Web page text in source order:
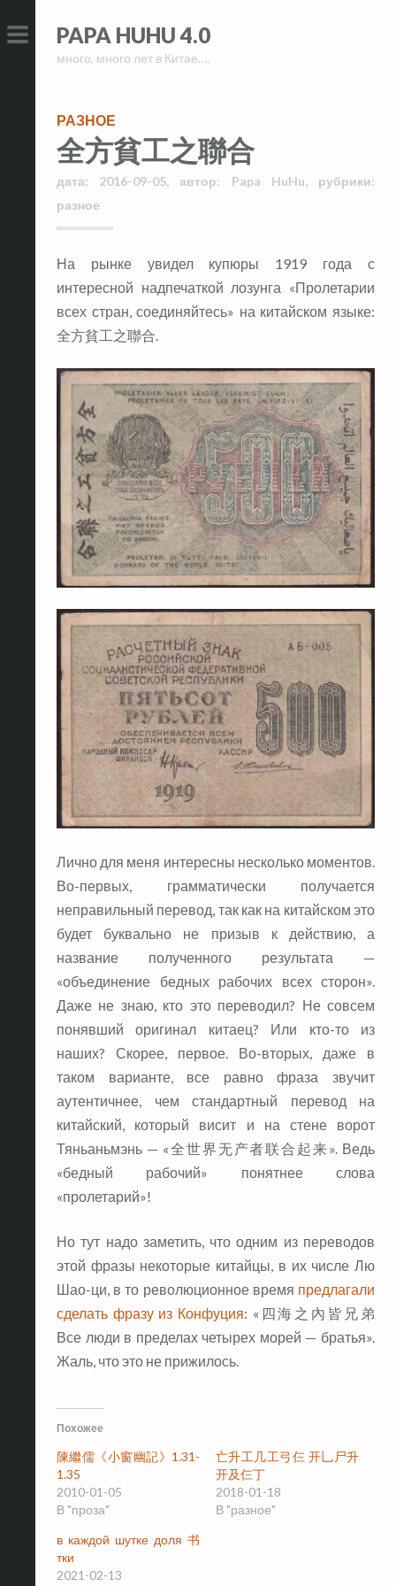
to
PRIMARY
to
PAPA HUHU 4.0
много, много лет в Китае….
РАЗНОЕ
全方貧工之聯合
дата: 2016-09-05, автор: Papa HuHu,рубрики:
разное
На рынке увидел купюры 1919 года с
интересной надпечаткой лозунга «Пролетарии
всех стран, соединяйтесь» на китайском языке:
全方貧工之聯合.
Лично для меня интересны несколько моментов.
Во-первых, грамматически получается
неправильный перевод, так как на китайском это
будет буквально не призыв к действию, а
название полученного результата —
«объединение бедных рабочих всех сторон».
Даже не знаю, кто это переводил? Не совсем
понявший оригинал китаец? Или кто-то из
наших? Скорее, первое. Во-вторых, даже в
таком варианте, все равно фраза звучит
аутентичнее, чем стандартный перевод на
китайский, который висит и на стене ворот
Тяньаньмэнь — «全世界无产者联合起来». Ведь
«бедный рабочий» понятнее слова
«пролетарий»!
Но тут надо заметить, что одним из переводов
этой фразы некоторые китайцы, в их числе Лю
Шао-ци, в то революционное время предлагали
сделать фразу из Конфуция: «四海之內皆兄弟
Все люди в пределах четырех морей — братья».
Жаль, что это не прижилось.
Похожее
陳繼儒《小窗幽記》1.31-
1.35
2010-01-05
В "проза"
亡升工几工弓仨 开乚尸升
开及仨丁
2018-01-18
В "разное"
в каждой шутке доля 书
тки
2021-02-13